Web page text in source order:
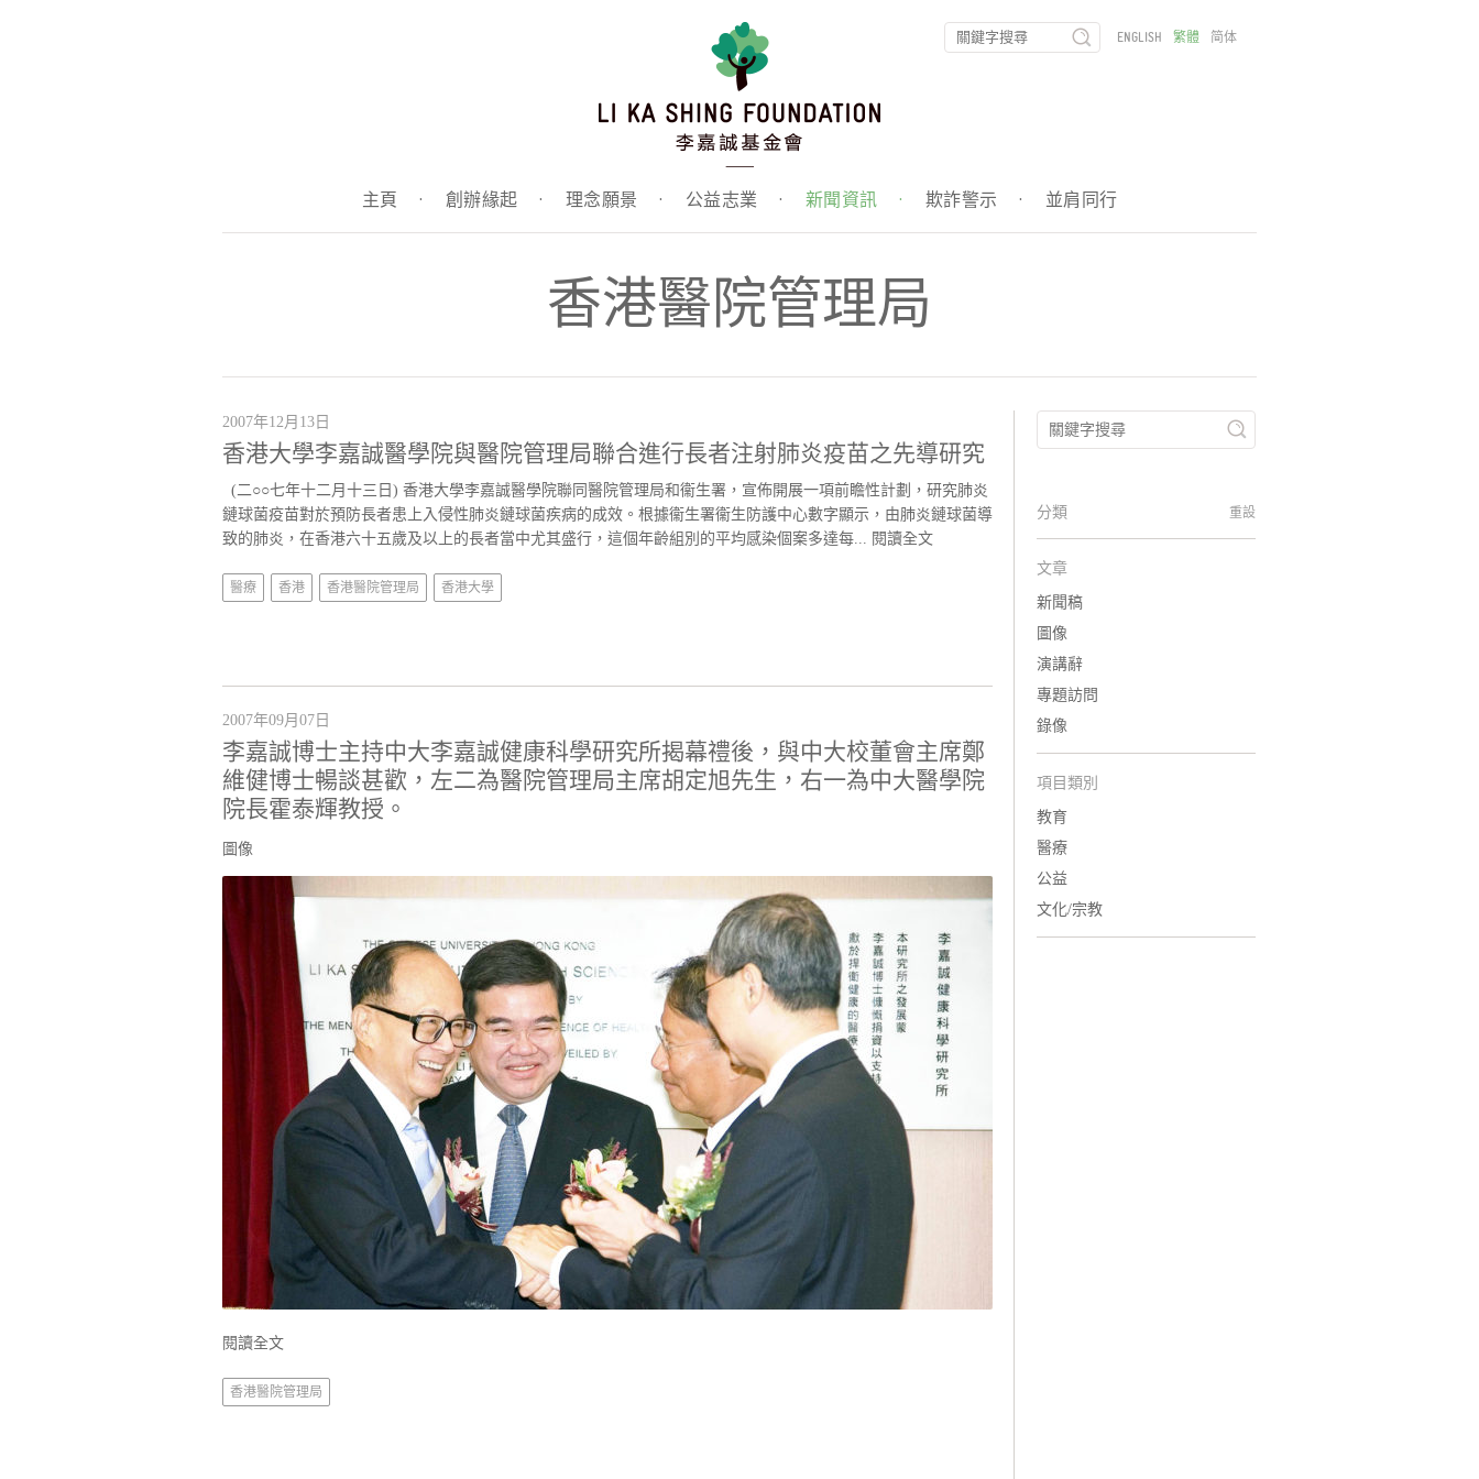
主頁 · 創辦緣起 · 理念願景 · 公益志業 · 新聞資訊 · 欺詐警示 · 並肩同行
ENGLISH 繁體 简体
香港醫院管理局
2007年12月13日
香港大學李嘉誠醫學院與醫院管理局聯合進行長者注射肺炎疫苗之先導研究
(二○○七年十二月十三日) 香港大學李嘉誠醫學院聯同醫院管理局和衞生署，宣佈開展一項前瞻性計劃，研究肺炎
鏈球菌疫苗對於預防長者患上入侵性肺炎鏈球菌疾病的成效。根據衞生署衞生防護中心數字顯示，由肺炎鏈球菌導
致的肺炎，在香港六十五歲及以上的長者當中尤其盛行，這個年齡組別的平均感染個案多達每... 閱讀全文
醫療 香港 香港醫院管理局 香港大學
2007年09月07日
李嘉誠博士主持中大李嘉誠健康科學研究所揭幕禮後，與中大校董會主席鄭
維健博士暢談甚歡，左二為醫院管理局主席胡定旭先生，右一為中大醫學院
院長霍泰輝教授。
圖像
閱讀全文
香港醫院管理局
分類 重設
文章
新聞稿
圖像
演講辭
專題訪問
錄像
項目類別
教育
醫療
公益
文化/宗教